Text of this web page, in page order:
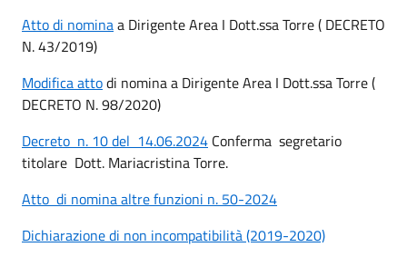
Atto di nominaa Dirigente Area I Dott.ssa Torre ( DECRETO
N. 43/2019)
Modifica attodi nomina a Dirigente Area I Dott.ssa Torre (
DECRETO N. 98/2020)
Decreto n. 10 del 14.06.2024 Conferma segretario
titolare Dott. Mariacristina Torre.
Atto di nomina altre funzioni n. 50-2024
Dichiarazione di non incompatibilità (2019-2020)